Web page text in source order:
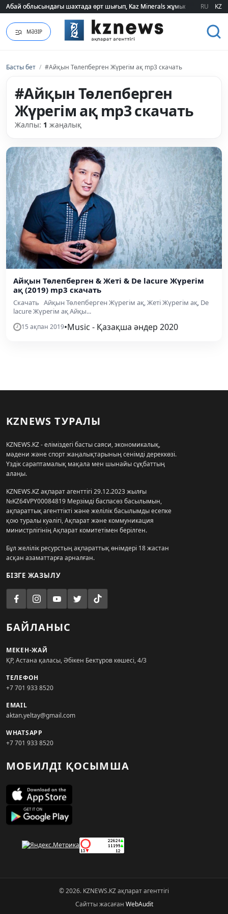
Абай облысындағы шахтада өрт шығып, Kaz Minerals жұмысшылары
Абай облысындағы шахтада өрт шығып, Kaz Minerals жұмысшылары
RU KZ
МӘЗІР
Басты бет / #Айқын Төлепберген Жүрегім ақ mp3 скачать
#Айқын Төлепберген
Жүрегім ақ mp3 скачать
Жалпы: 1 жаңалық
Айқын Төлепберген & Жеті & De lacure Жүрегім
ақ (2019) mp3 скачать
Скачать Айқын Төлепберген Жүрегім ақ, Жеті Жүрегім ақ, De
lacure Жүрегім ақ Айқы...
15 ақпан 2019•Music - Қазақша әндер 2020
KZNEWS ТУРАЛЫ
KZNEWS.KZ - еліміздегі басты саяси, экономикалық,
мәдени және спорт жаңалықтарының сенімді дереккөзі.
Үздік сараптамалық мақала мен шынайы сұқбаттың
алаңы.
KZNEWS.KZ ақпарат агенттігі 29.12.2023 жылғы
№KZ64VPY00084819 Мерзімді баспасөз басылымын,
ақпараттық агенттікті және желілік басылымды есепке
қою туралы куәлігі, Ақпарат және коммуникация
министрлігінің Ақпарат комитетімен берілген.
Бұл желілік ресурстың ақпараттық өнімдері 18 жастан
асқан азаматтарға арналған.
БІЗГЕ ЖАЗЫЛУ
БАЙЛАНЫС
МЕКЕН-ЖАЙ
ҚР, Астана қаласы, Әбікен Бектұров көшесі, 4/3
ТЕЛЕФОН
+7 701 933 8520
EMAIL
aktan.yeltay@gmail.com
WHATSAPP
+7 701 933 8520
МОБИЛДІ ҚОСЫМША
© 2026. KZNEWS.KZ ақпарат агенттігі
Сайтты жасаған WebAudit